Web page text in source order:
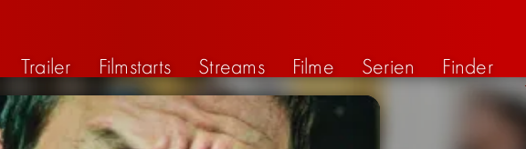
Trailer Filmstarts Streams Filme Serien Finder